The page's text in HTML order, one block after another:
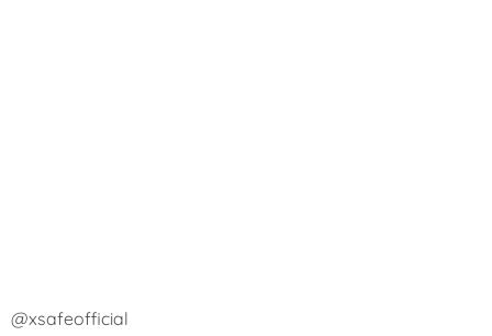
@xsafeofficial